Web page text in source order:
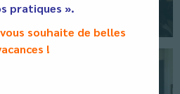
pratiques ».
souhaite de belles
!